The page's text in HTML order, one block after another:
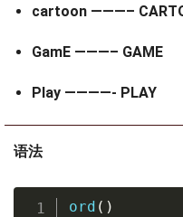
cartoon ———–
GamE ———– GAME
Play ————- PLAY
语法
ord ( )